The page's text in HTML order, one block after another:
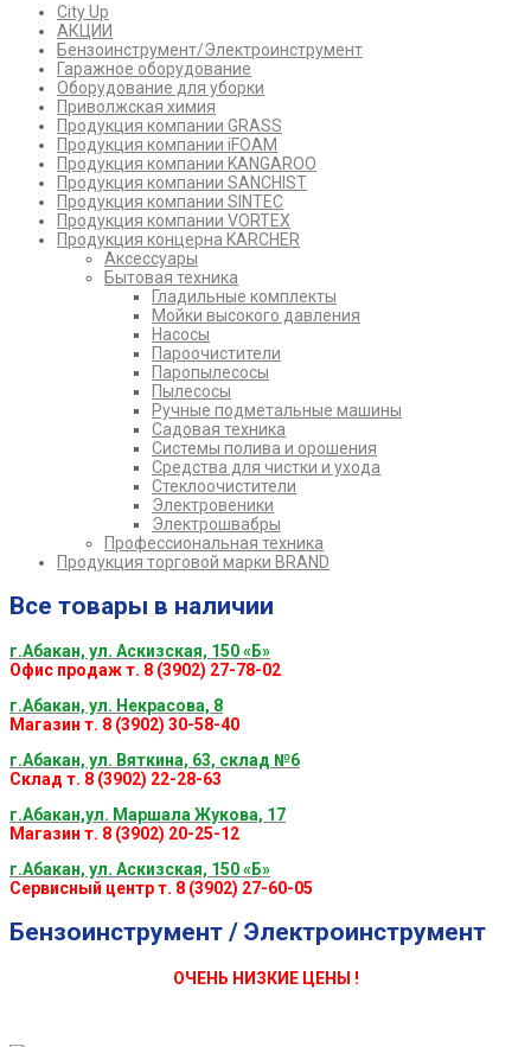
City Up
АКЦИИ
Бензоинструмент/Электроинструмент
Гаражное оборудование
Оборудование для уборки
Приволжская химия
Продукция компании GRASS
Продукция компании iFOAM
Продукция компании KANGAROO
Продукция компании SANCHIST
Продукция компании SINTEC
Продукция компании VORTEX
Продукция концерна KARCHER
Аксессуары
Бытовая техника
Гладильные комплекты
Мойки высокого давления
Насосы
Пароочистители
Паропылесосы
Пылесосы
Ручные подметальные машины
Садовая техника
Системы полива и орошения
Средства для чистки и ухода
Стеклоочистители
Электровеники
Электрошвабры
Профессиональная техника
Продукция торговой марки BRAND
Все товары в наличии
г.Абакан, ул. Аскизская, 150 «Б»
Офис продаж т. 8 (3902) 27-78-02
г.Абакан, ул. Некрасова, 8
Магазин т. 8 (3902) 30-58-40
г.Абакан, ул. Вяткина, 63, склад №6
Склад т. 8 (3902) 22-28-63
г.Абакан,ул. Маршала Жукова, 17
Магазин т. 8 (3902) 20-25-12
г.Абакан, ул. Аскизская, 150 «Б»
Сервисный центр т. 8 (3902) 27-60-05
Бензоинструмент / Электроинструмент
ОЧЕНЬ НИЗКИЕ ЦЕНЫ !